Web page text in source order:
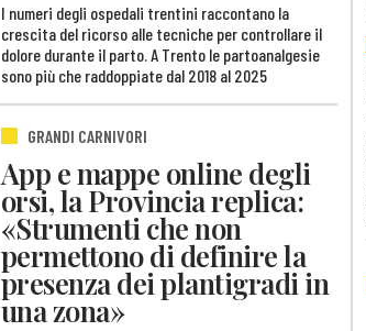
I numeri degli ospedali trentini raccontano la
crescita del ricorso alle tecniche per controllare il
dolore durante il parto. A Trento le partoanalgesie
sono più che raddoppiate dal 2018 al 2025
GRANDI CARNIVORI
App e mappe online degli
orsi, la Provincia replica:
«Strumenti che non
permettono di definire la
presenza dei plantigradi in
una zona»